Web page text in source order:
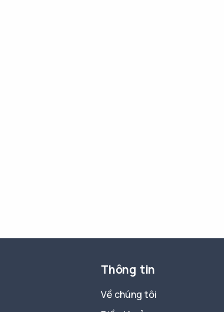
Thông tin
Về chúng tôi